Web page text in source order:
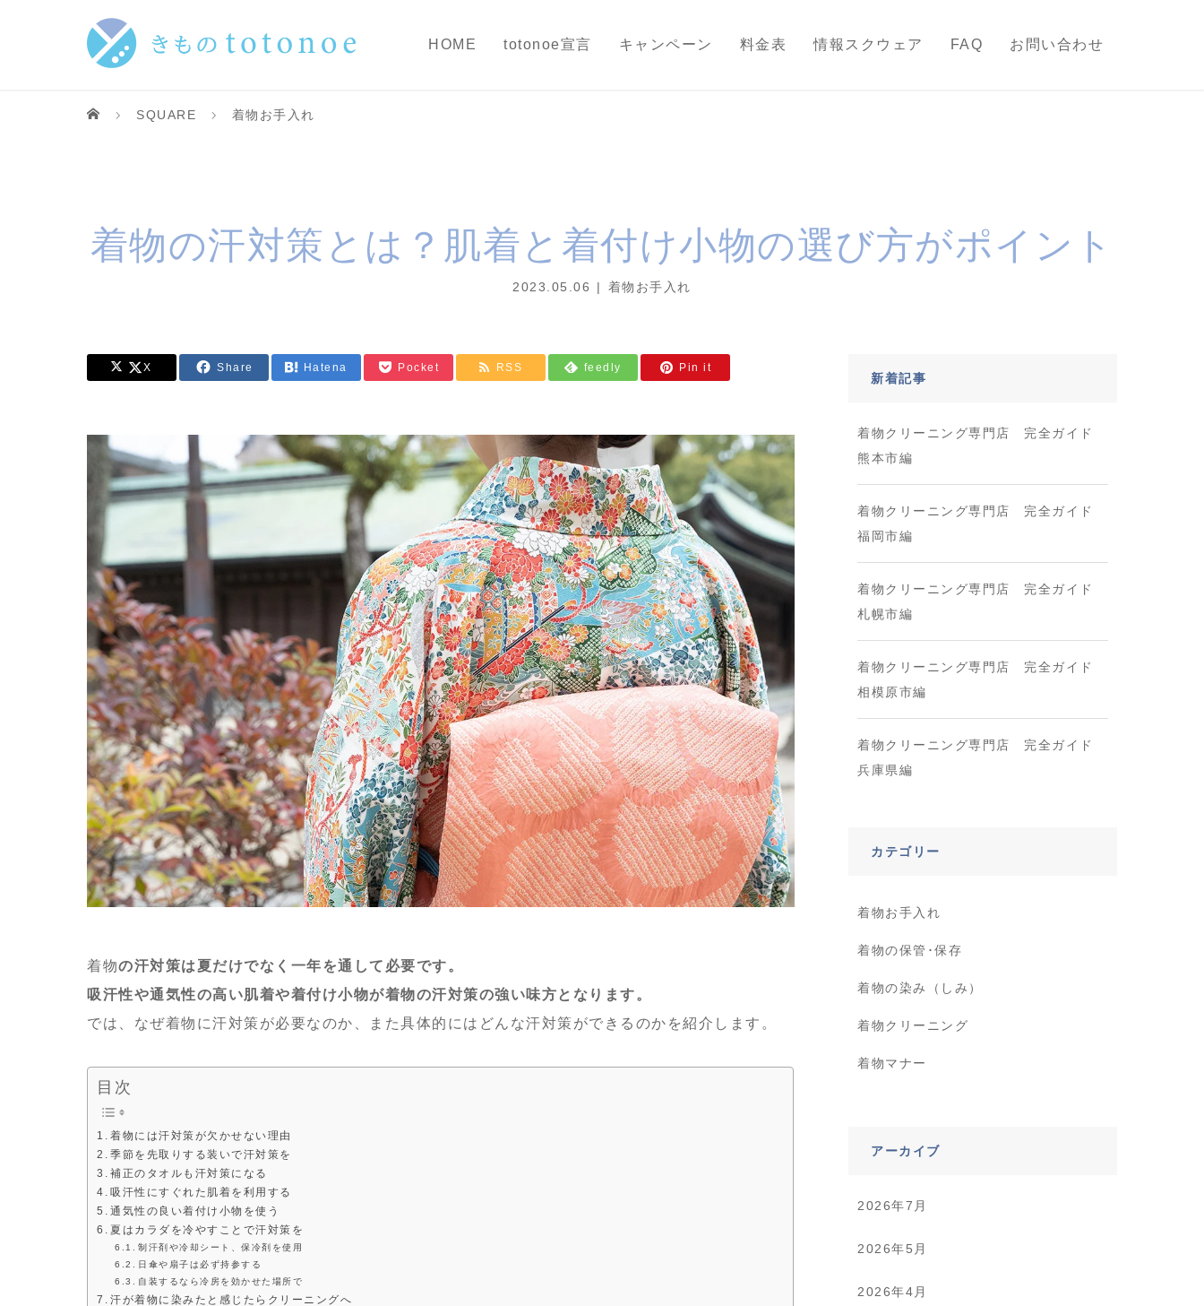
HOME totonoe宣言 キャンペーン 料金表 情報スクウェア FAQ お問い合わせ
SQUARE 着物お手入れ
着物の汗対策とは？肌着と着付け小物の選び方がポイント
2023.05.06 着物お手入れ
X Share Hatena Pocket RSS feedly Pin it
着物の汗対策は夏だけでなく一年を通して必要です。
吸汗性や通気性の高い肌着や着付け小物が着物の汗対策の強い味方となります。
では、なぜ着物に汗対策が必要なのか、また具体的にはどんな汗対策ができるのかを紹介します。
目次
着物には汗対策が欠かせない理由
季節を先取りする装いで汗対策を
補正のタオルも汗対策になる
吸汗性にすぐれた肌着を利用する
通気性の良い着付け小物を使う
夏はカラダを冷やすことで汗対策を
制汗剤や冷却シート、保冷剤を使用
日傘や扇子は必ず持参する
自装するなら冷房を効かせた場所で
汗が着物に染みたと感じたらクリーニングへ
新着記事
着物クリーニング専門店 完全ガイド
熊本市編
着物クリーニング専門店 完全ガイド
福岡市編
着物クリーニング専門店 完全ガイド
札幌市編
着物クリーニング専門店 完全ガイド
相模原市編
着物クリーニング専門店 完全ガイド
兵庫県編
カテゴリー
着物お手入れ
着物の保管･保存
着物の染み（しみ）
着物クリーニング
着物マナー
アーカイブ
2026年7月
2026年5月
2026年4月